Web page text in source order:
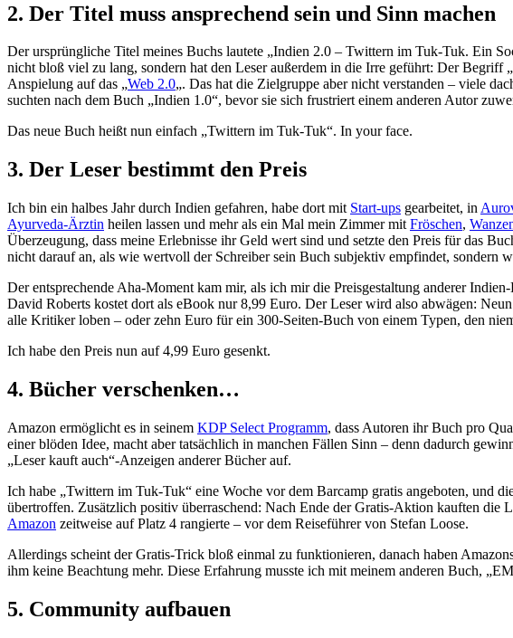
2. Der Titel muss ansprechend sein und Sinn machen
Der ursprüngliche Titel meines Buchs lautete „Indien 2.0 – Twittern im Tuk-Tuk. Ein
nicht bloß viel zu lang, sondern hat den Leser außerdem in die Irre geführt: Der Begriff
Anspielung auf das „Web 2.0„. Das hat die Zielgruppe aber nicht verstanden – viele
suchten nach dem Buch „Indien 1.0“, bevor sie sich frustriert einem anderen Autor
Das neue Buch heißt nun einfach „Twittern im Tuk-Tuk“. In your face.
3. Der Leser bestimmt den Preis
Ich bin ein halbes Jahr durch Indien gefahren, habe dort mit Start-ups gearbeitet, in
Ayurveda-Ärztin heilen lassen und mehr als ein Mal mein Zimmer mit Fröschen,
Überzeugung, dass meine Erlebnisse ihr Geld wert sind und setzte den Preis für das
nicht darauf an, als wie wertvoll der Schreiber sein Buch subjektiv empfindet, sondern
Der entsprechende Aha-Moment kam mir, als ich mir die Preisgestaltung anderer
David Roberts kostet dort als eBook nur 8,99 Euro. Der Leser wird also abwägen:
alle Kritiker loben – oder zehn Euro für ein 300-Seiten-Buch von einem Typen, den
Ich habe den Preis nun auf 4,99 Euro gesenkt.
4. Bücher verschenken…
Amazon ermöglicht es in seinem KDP Select Programm, dass Autoren ihr Buch pro
einer blöden Idee, macht aber tatsächlich in manchen Fällen Sinn – denn dadurch
„Leser kauft auch“-Anzeigen anderer Bücher auf.
Ich habe „Twittern im Tuk-Tuk“ eine Woche vor dem Barcamp gratis angeboten, und
übertroffen. Zusätzlich positiv überraschend: Nach Ende der Gratis-Aktion kauften die
Amazon zeitweise auf Platz 4 rangierte – vor dem Reiseführer von Stefan Loose.
Allerdings scheint der Gratis-Trick bloß einmal zu funktionieren, danach haben
ihm keine Beachtung mehr. Diese Erfahrung musste ich mit meinem anderen Buch,
5. Community aufbauen